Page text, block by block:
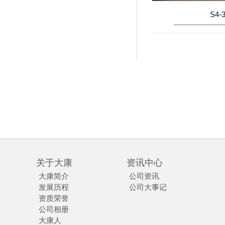
S4-
关于大康
大康简介
发展历程
资质荣誉
公司相册
大康人
资讯中心
公司资讯
公司大事记